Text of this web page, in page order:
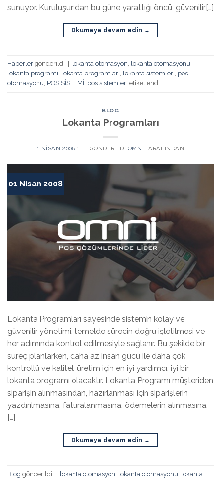
sunuyor. Kuruluşundan bu güne yarattığı öncü, güvenilir[…]
Okumaya devam edin →
Haberler gönderildi lokanta otomasyon, lokanta otomasyonu,
lokanta programı, lokanta programları, lokanta sistemleri, pos
otomasyonu, POS SİSTEMİ, pos sistemleri etiketlendi
BLOG
Lokanta Programları
1 NISAN 2008’' TE GÖNDERILDI OMNI TARAFINDAN
01 Nisan 2008
Lokanta Programları sayesinde sistemin kolay ve
güvenilir yönetimi, temelde sürecin doğru işletilmesi ve
her adımında kontrol edilmesiyle sağlanır. Bu şekilde bir
süreç planlarken, daha az insan gücü ile daha çok
kontrollü ve kaliteli üretim için en iyi yardımcı, iyi bir
lokanta programı olacaktır. Lokanta Programı müşteriden
siparişin alınmasından, hazırlanması için siparişlerin
yazdırılmasına, faturalanmasına, ödemelerin alınmasına,
[…]
Okumaya devam edin →
Blog gönderildi | lokanta otomasyon lokanta otomasyonu lokanta